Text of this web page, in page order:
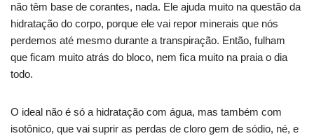
não têm base de corantes, nada. Ele ajuda muito na questão da
hidratação do corpo, porque ele vai repor minerais que nós
perdemos até mesmo durante a transpiração. Então, fulham
que ficam muito atrás do bloco, nem fica muito na praia o dia
todo.
O ideal não é só a hidratação com água, mas também com
isotônico, que vai suprir as perdas de cloro gem de sódio, né, e